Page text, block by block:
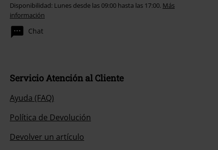
Disponibilidad: Lunes desde las 09:00 hasta las 17:00. Más
información
Chat
Servicio Atención al Cliente
Ayuda (FAQ)
Política de Devolución
Devolver un artículo